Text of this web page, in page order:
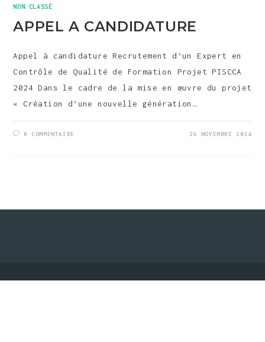
NON CLASSÉ
APPEL A CANDIDATURE
Appel à candidature Recrutement d’un Expert en
Contrôle de Qualité de Formation Projet PISCCA
2024 Dans le cadre de la mise en œuvre du projet
« Création d’une nouvelle génération…
0 COMMENTAIRE 26 NOVEMBRE 2024